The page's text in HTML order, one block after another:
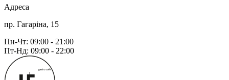
Адреса
пр. Гагаріна, 15
Пн-Чт: 09:00 - 21:00
Пт-Нд: 09:00 - 22:00